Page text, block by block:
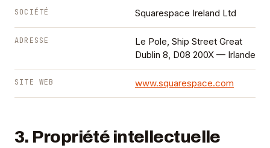
SOCIÉTÉ Squarespace Ireland Ltd
ADRESSE
Le Pole, Ship Street Great
Dublin 8, D08 200X — Irlande
SITE WEB www.squarespace.com
3. Propriété intellectuelle